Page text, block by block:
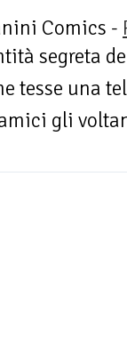
Comics -
segreta
tesse una
gli